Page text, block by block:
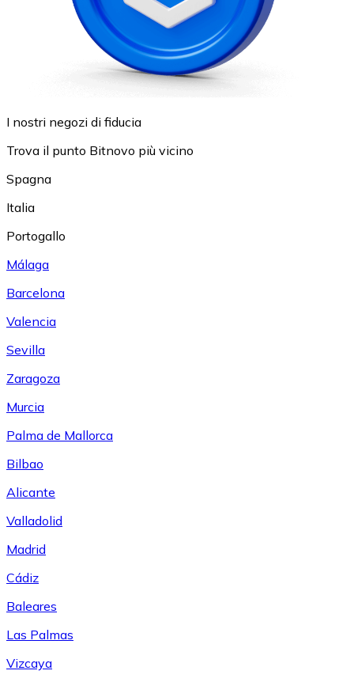
I nostri negozi di fiducia
Trova il punto Bitnovo più vicino
Spagna
Italia
Portogallo
Málaga
Barcelona
Valencia
Sevilla
Zaragoza
Murcia
Palma de Mallorca
Bilbao
Alicante
Valladolid
Madrid
Cádiz
Baleares
Las Palmas
Vizcaya